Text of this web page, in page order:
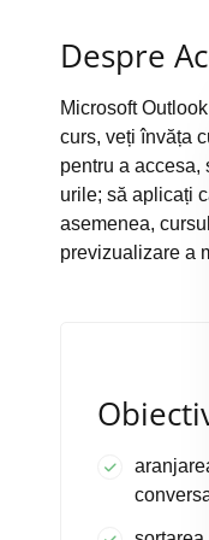
Despre
Microsoft
curs, veți învăța
pentru a accesa,
urile; să aplicați
asemenea,
previzualizare a